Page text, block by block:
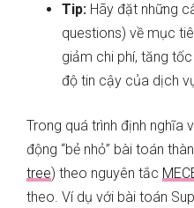
Tip: Hãy đặt những
questions) về mục
giảm chi phí, tăng
độ tin cậy của dịch
Trong quá trình định nghĩa
động “bẻ nhỏ” bài toán
tree) theo nguyên tắc
theo. Ví dụ với bài toán